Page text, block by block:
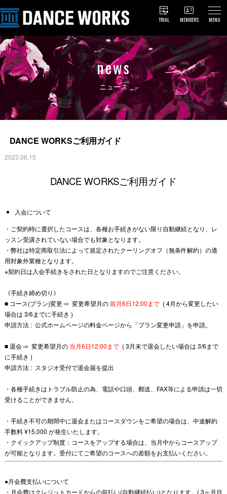
TRIAL MEMBERS MENU
news
ニュース
DANCE WORKSご利用ガイド
2023.06.15
DANCE WORKSご利用ガイド
入会について
・ご契約時に選択したコースは、各種お手続きがない限り自動継続となり、 レ
ッスン受講されていない場合でも対象となります。
・弊社は特定商取引法によって規定されたクーリングオフ（無条件解約）の適
用対象外業種となります。
※契約日は入会手続きをされた日となりますのでご注意ください。
《手続き締め切り》
■ コース(プラン)変更 ⇨ 変更希望月の前月6日12:00まで ( 4月から変更したい
場合は 3/6までに手続き )
申請方法 : 公式ホームページの料金ページから「プラン変更申請」を申請。
■ 退会 ⇨ 変更希望月の 当月6日12:00まで ( 3月末で退会したい場合は 3/6まで
に手続き )
申請方法 : スタジオ受付で退会届を提出
・各種手続きはトラブル防止の為、電話や口頭、郵送、FAX等による申請は一切
受けることができません。
・手続き不可の期間中に退会またはコースダウンをご希望の場合は、 中途解約
手数料¥15,000 が発生いたします。
・クイックアップ制度：コースをアップする場合は、当月中からコースアップ
が可能となります。 受付にてご希望のコースへの差額をお支払いください。
●月会費支払いについて
・月会費はクレジットカードからの前払い(自動継続払い)となります。( 3ヶ月目